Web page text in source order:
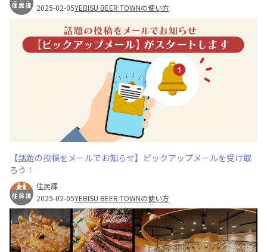
2025-02-05YEBISU BEER TOWNの使い方
【話題の投稿をメールでお知らせ】ピックアップメールを受け取
ろう！
住民課
2025-02-05YEBISU BEER TOWNの使い方